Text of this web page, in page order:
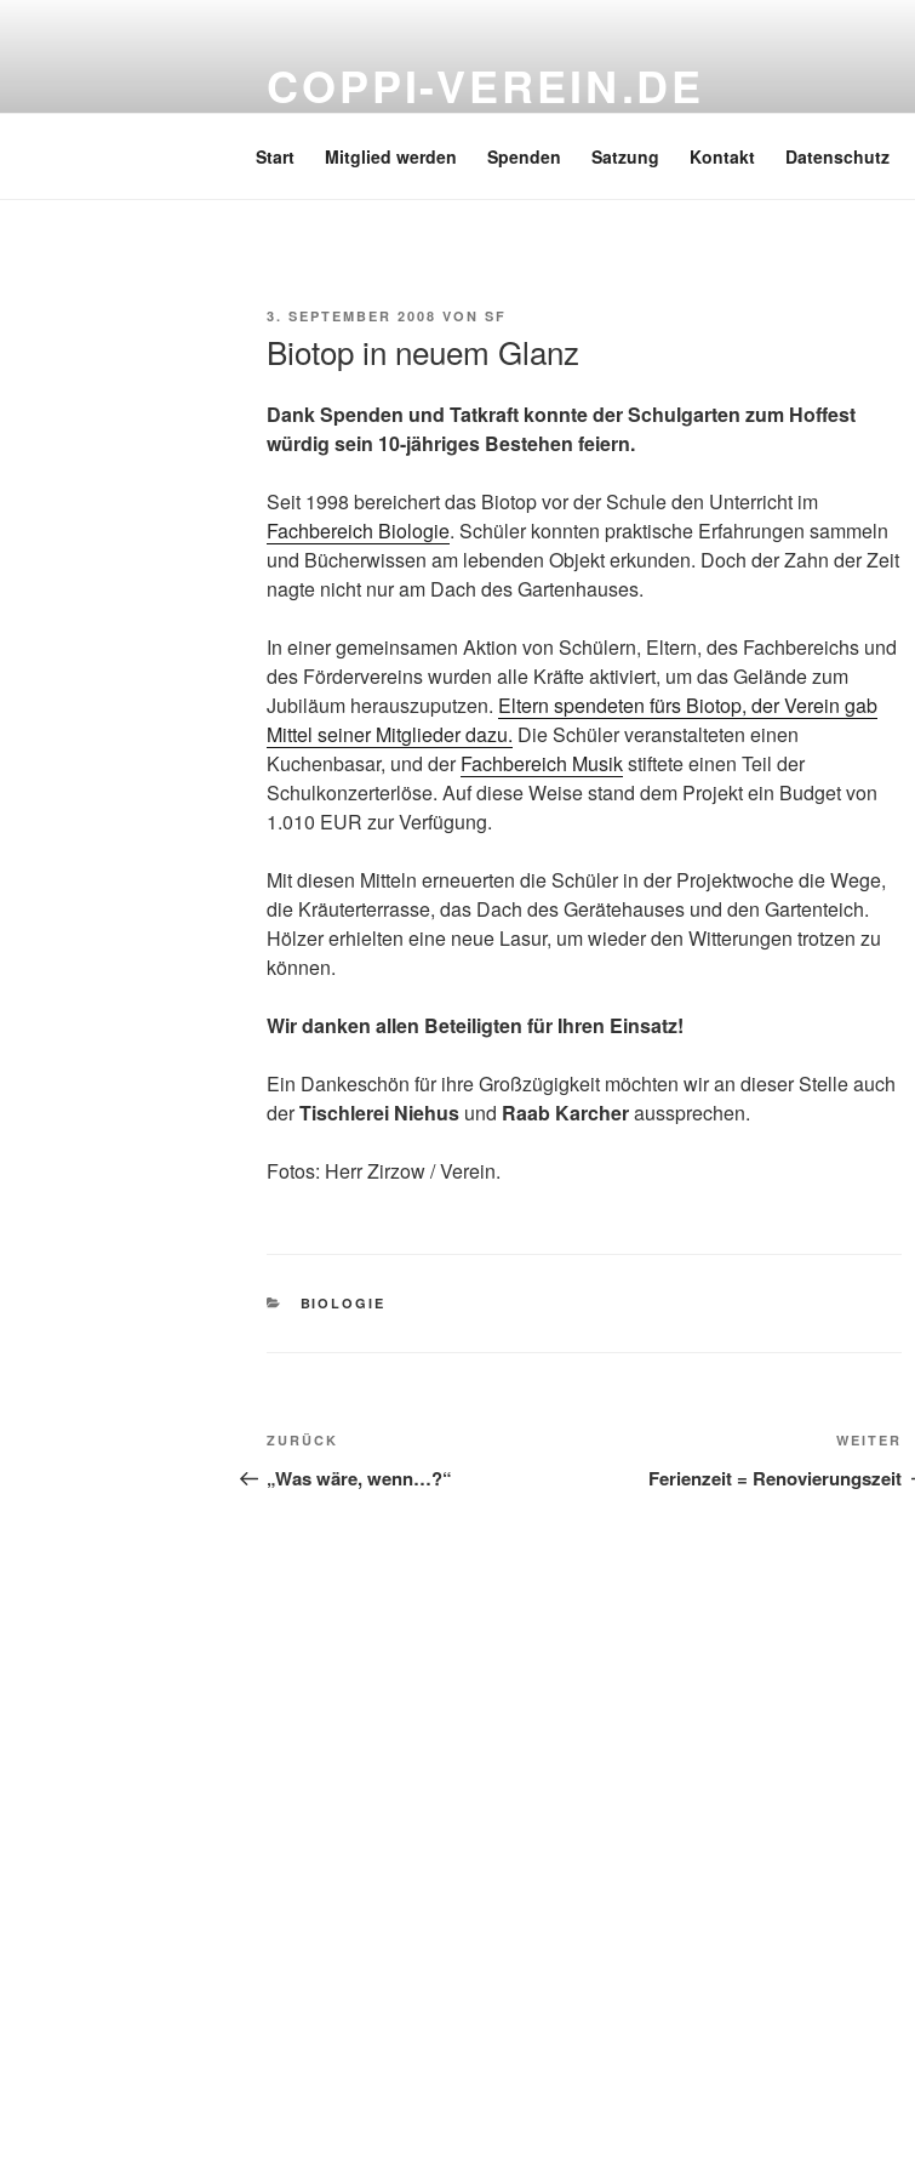
COPPI-VEREIN.DE
Start Mitglied werden Spenden Satzung Kontakt Datenschutz
VERÖFFENTLICHT
3. SEPTEMBER 2008 VON SF
Biotop in neuem Glanz
Dank Spenden und Tatkraft konnte der Schulgarten zum Hoffest
würdig sein 10-jähriges Bestehen feiern.
Seit 1998 bereichert das Biotop vor der Schule den Unterricht im
Fachbereich Biologie. Schüler konnten praktische Erfahrungen sammeln
und Bücherwissen am lebenden Objekt erkunden. Doch der Zahn der Zeit
nagte nicht nur am Dach des Gartenhauses.
In einer gemeinsamen Aktion von Schülern, Eltern, des Fachbereichs und
des Fördervereins wurden alle Kräfte aktiviert, um das Gelände zum
Jubiläum herauszuputzen. Eltern spendeten fürs Biotop, der Verein gab
Mittel seiner Mitglieder dazu. Die Schüler veranstalteten einen
Kuchenbasar, und derFachbereich Musikstiftete einen Teil der
Schulkonzerterlöse. Auf diese Weise stand dem Projekt ein Budget von
1.010 EUR zur Verfügung.
Mit diesen Mitteln erneuerten die Schüler in der Projektwoche die Wege,
die Kräuterterrasse, das Dach des Gerätehauses und den Gartenteich.
Hölzer erhielten eine neue Lasur, um wieder den Witterungen trotzen zu
können.
Wir danken allen Beteiligten für Ihren Einsatz!
Ein Dankeschön für ihre Großzügigkeit möchten wir an dieser Stelle auch
derTischlerei Niehus und Raab Karcheraussprechen.
Fotos: Herr Zirzow / Verein.
KATEGORIEN
BIOLOGIE
Beitragsnavigation
Vorheriger
Beitrag
ZURÜCK
„Was wäre, wenn…?“
WEITER
Ferienzeit = Renovierungszeit